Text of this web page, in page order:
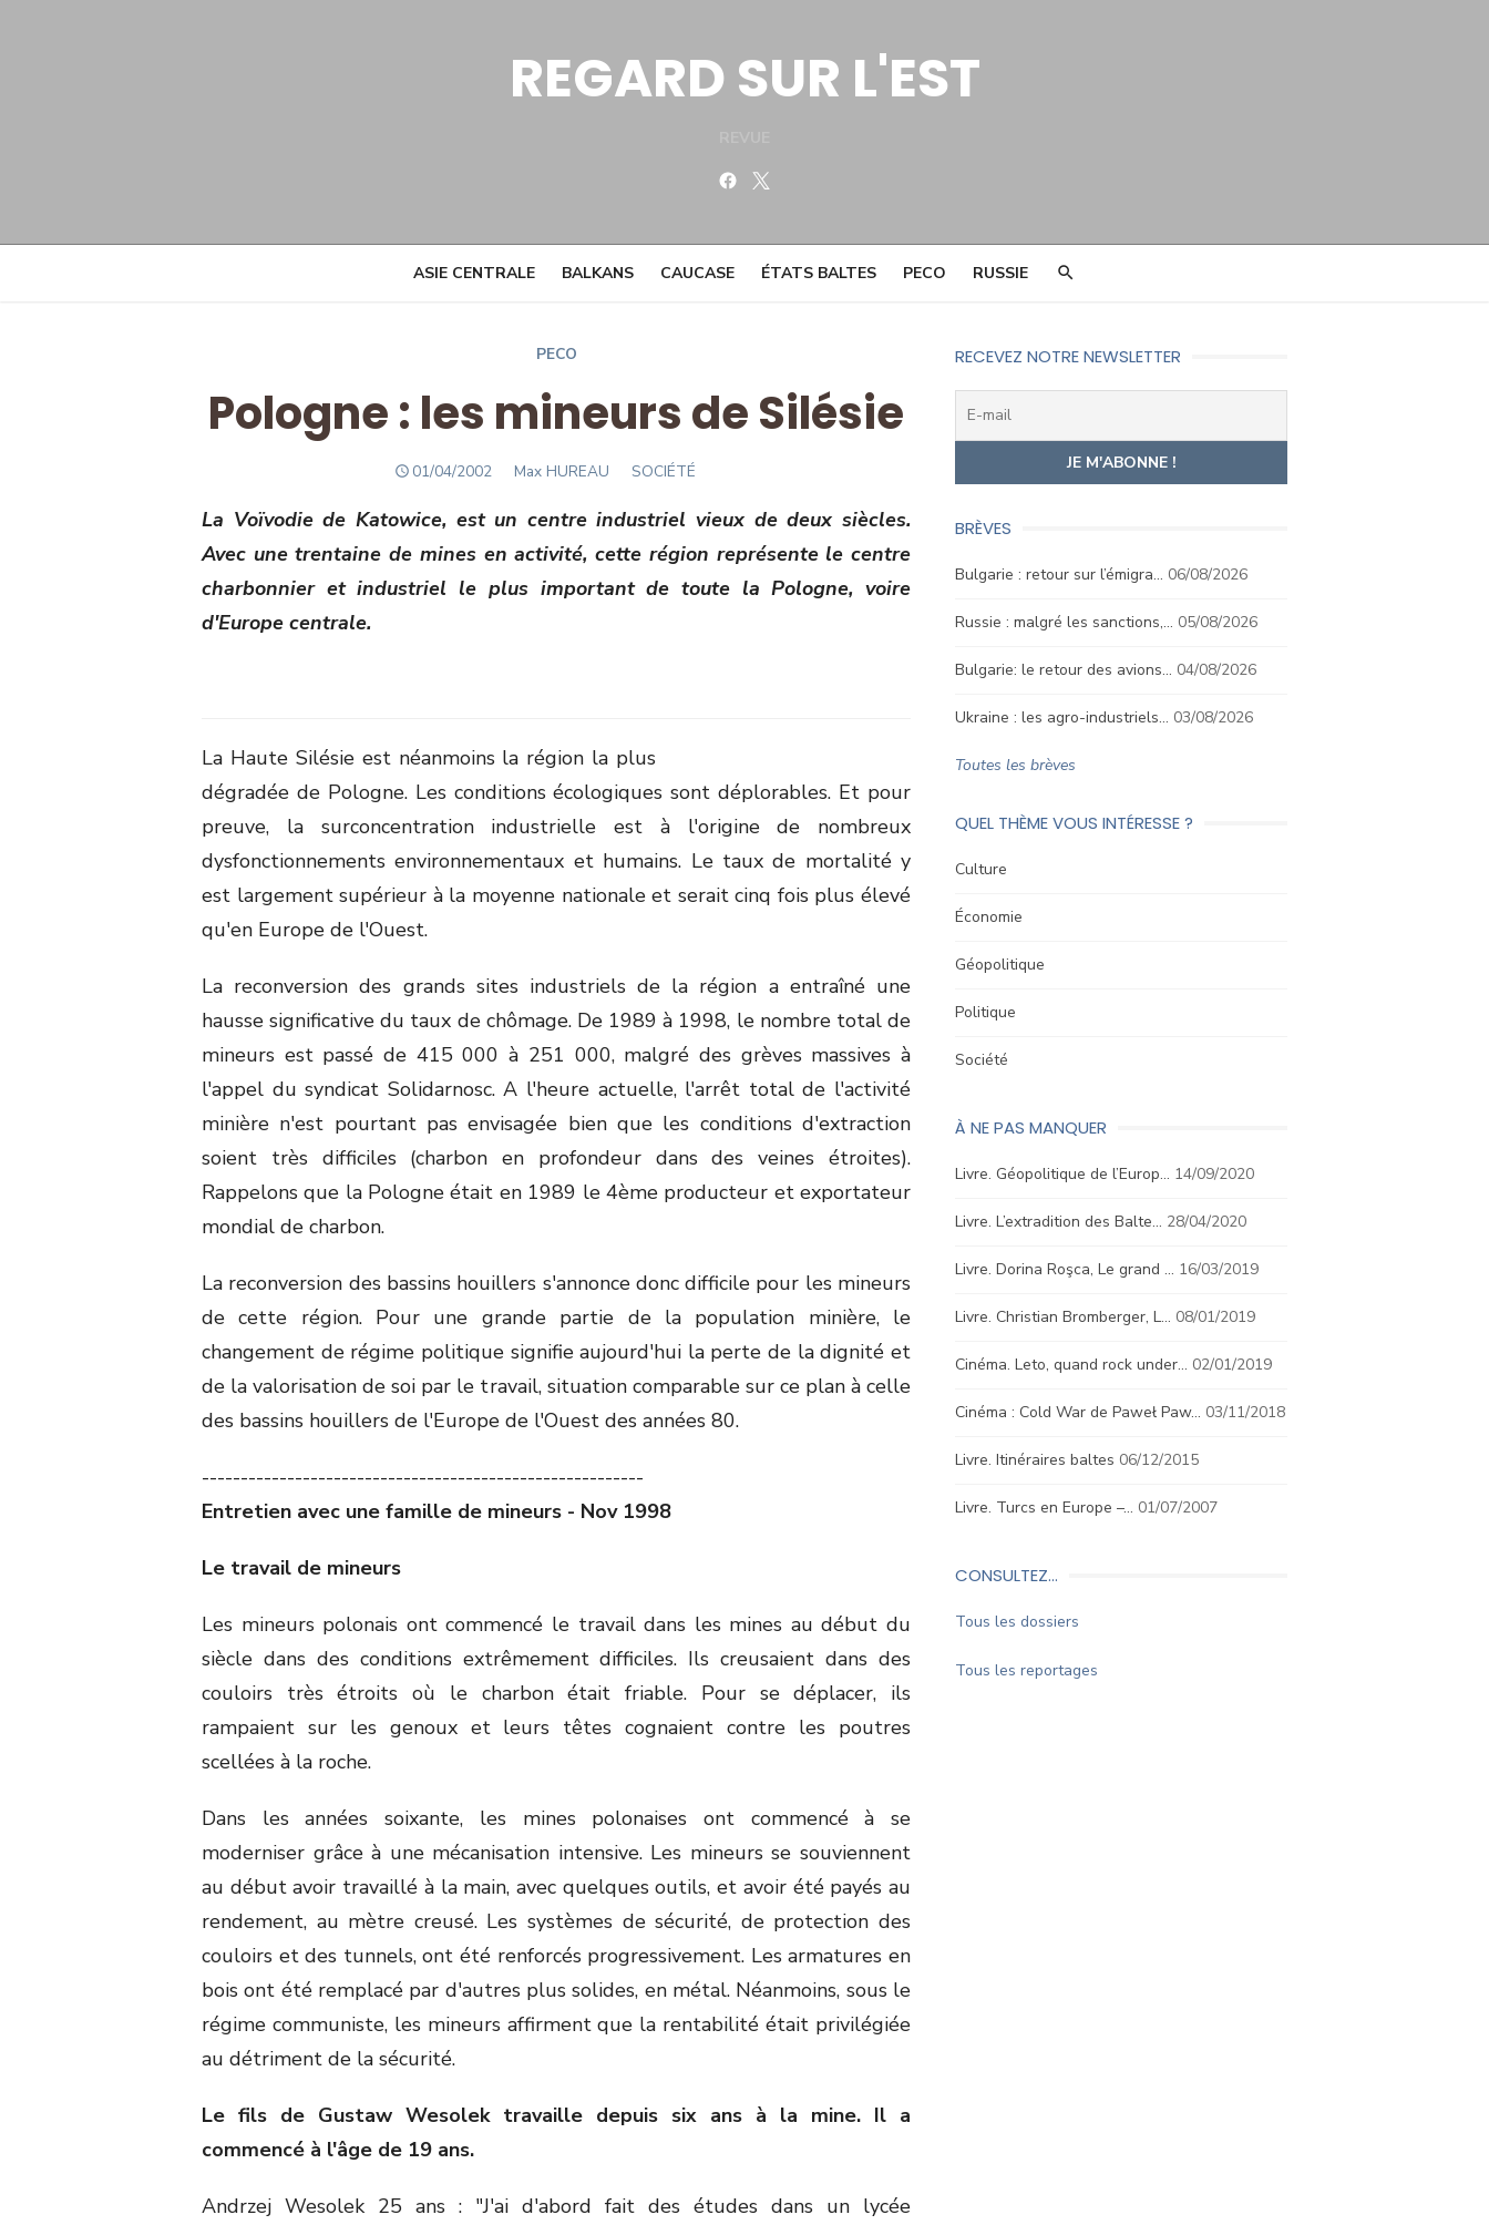
REGARD SUR L'EST
Facebook
ASIE CENTRALE BALKANS CAUCASE ÉTATS BALTES PECO RUSSIE
PECO
Pologne : les mineurs de Silésie
POSTED
01/04/2002 Author
Max HUREAU SOCIÉTÉ
La Voïvodie de Katowice, est un centre industriel vieux de deux siècles.
Avec une trentaine de mines en activité, cette région représente le centre
charbonnier et industriel le plus important de toute la Pologne, voire
d'Europe centrale.
La Haute Silésie est néanmoins la région la plus
dégradée de Pologne. Les conditions écologiques sont déplorables. Et pour
preuve, la surconcentration industrielle est à l'origine de nombreux
dysfonctionnements environnementaux et humains. Le taux de mortalité y
est largement supérieur à la moyenne nationale et serait cinq fois plus élevé
qu'en Europe de l'Ouest.
La reconversion des grands sites industriels de la région a entraîné une
hausse significative du taux de chômage. De 1989 à 1998, le nombre total de
mineurs est passé de 415 000 à 251 000, malgré des grèves massives à
l'appel du syndicat Solidarnosc. A l'heure actuelle, l'arrêt total de l'activité
minière n'est pourtant pas envisagée bien que les conditions d'extraction
soient très difficiles (charbon en profondeur dans des veines étroites).
Rappelons que la Pologne était en 1989 le 4èmeproducteur et exportateur
mondial de charbon.
La reconversion des bassins houillers s'annonce donc difficile pour les mineurs
de cette région. Pour une grande partie de la population minière, le
changement de régime politique signifie aujourd'hui la perte de la dignité et
de la valorisation de soi par le travail, situation comparable sur ce plan à celle
des bassins houillers de l'Europe de l'Ouest des années 80.
---------------------------------------------------------
Entretien avec une famille de mineurs - Nov 1998
Le travail de mineurs
Les mineurs polonais ont commencé le travail dans les mines au début du
siècle dans des conditions extrêmement difficiles. Ils creusaient dans des
couloirs très étroits où le charbon était friable. Pour se déplacer, ils
rampaient sur les genoux et leurs têtes cognaient contre les poutres
scellées à la roche.
Dans les années soixante, les mines polonaises ont commencé à se
moderniser grâce à une mécanisation intensive. Les mineurs se souviennent
au début avoir travaillé à la main, avec quelques outils, et avoir été payés au
rendement, au mètre creusé. Les systèmes de sécurité, de protection des
couloirs et des tunnels, ont été renforcés progressivement. Les armatures en
bois ont été remplacé par d'autres plus solides, en métal. Néanmoins, sous le
régime communiste, les mineurs affirment que la rentabilité était privilégiée
au détriment de la sécurité.
Le fils de Gustaw Wesolek travaille depuis six ans à la mine. Il a
commencé à l'âge de 19 ans.
Andrzej Wesolek 25 ans : "J'ai d'abord fait des études dans un lycée
RECEVEZ NOTRE NEWSLETTER
BRÈVES
Bulgarie : retour sur l’émigra… 06/08/2026
Russie : malgré les sanctions,… 05/08/2026
Bulgarie: le retour des avions… 04/08/2026
Ukraine : les agro-industriels… 03/08/2026
Toutes les brèves
QUEL THÈME VOUS INTÉRESSE ?
Culture
Économie
Géopolitique
Politique
Société
À NE PAS MANQUER
Livre. Géopolitique de l’Europ… 14/09/2020
Livre. L’extradition des Balte… 28/04/2020
Livre. Dorina Roşca, Le grand … 16/03/2019
Livre. Christian Bromberger, L… 08/01/2019
Cinéma. Leto, quand rock under… 02/01/2019
Cinéma : Cold War de Paweł Paw… 03/11/2018
Livre. Itinéraires baltes 06/12/2015
Livre. Turcs en Europe –… 01/07/2007
CONSULTEZ…
Tous les dossiers
Tous les reportages